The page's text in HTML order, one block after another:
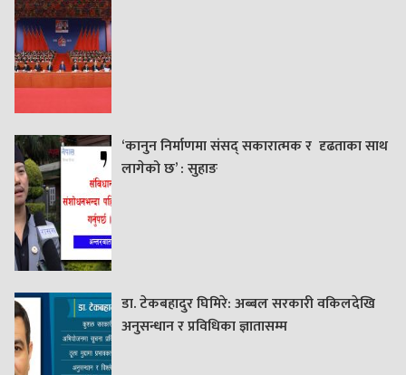
‘कानुन निर्माणमा संसद् सकारात्मक र दृढताका साथ
लागेको छ’ : सुहाङ
डा. टेकबहादुर घिमिरे: अब्बल सरकारी वकिलदेखि
अनुसन्धान र प्रविधिका ज्ञातासम्म